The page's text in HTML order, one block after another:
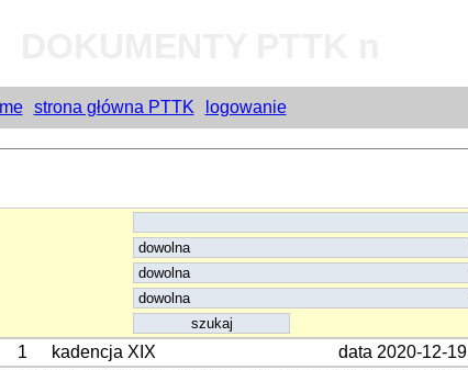
strona główna PTTK logowanie
1 kadencja XIX data 2020-12-19